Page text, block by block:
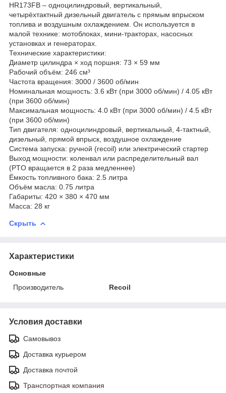
HR173FB – одноцилиндровый, вертикальный,
четырёхтактный дизельный двигатель с прямым впрыском
топлива и воздушным охлаждением. Он используется в
малой технике: мотоблоках, мини-тракторах, насосных
установках и генераторах.
Технические характеристики:
Диаметр цилиндра × ход поршня: 73 × 59 мм
Рабочий объём: 246 см³
Частота вращения: 3000 / 3600 об/мин
Номинальная мощность: 3.6 кВт (при 3000 об/мин) / 4.05 кВт
(при 3600 об/мин)
Максимальная мощность: 4.0 кВт (при 3000 об/мин) / 4.5 кВт
(при 3600 об/мин)
Тип двигателя: одноцилиндровый, вертикальный, 4-тактный,
дизельный, прямой впрыск, воздушное охлаждение
Система запуска: ручной (recoil) или электрический стартер
Выход мощности: коленвал или распределительный вал
(PTO вращается в 2 раза медленнее)
Ёмкость топливного бака: 2.5 литра
Объём масла: 0.75 литра
Габариты: 420 × 380 × 470 мм
Масса: 28 кг
Скрыть
Характеристики
Основные
Производитель
Recoil
Условия доставки
Самовывоз
Доставка курьером
Доставка почтой
Транспортная компания